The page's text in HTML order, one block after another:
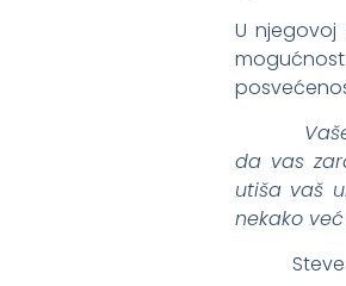
U
da vas
utiša vaš
nekako
Steve